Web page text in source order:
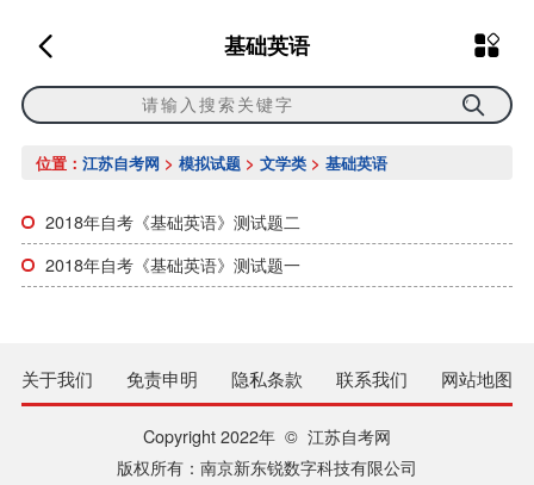
基础英语
位置： 江苏自考网> 模拟试题> 文学类> 基础英语
2018年自考《基础英语》测试题二
2018年自考《基础英语》测试题一
关于我们 免责申明 隐私条款 联系我们 网站地图
Copyright 2022年 © 江苏自考网
版权所有：南京新东锐数字科技有限公司